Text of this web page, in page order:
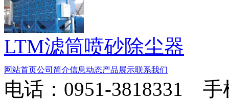
LTM滤筒喷砂除尘器
网站首页公司简介信息动态产品展示联系我们
电话：0951-3818331 手